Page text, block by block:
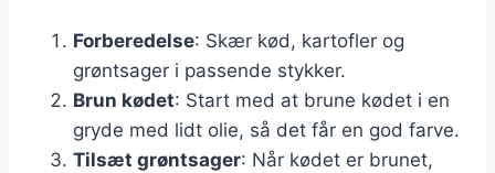
Forberedelse: Skær kød, kartofler og
grøntsager i passende stykker.
Brun kødet: Start med at brune kødet i en
gryde med lidt olie, så det får en god farve.
Tilsæt grøntsager: Når kødet er brunet,